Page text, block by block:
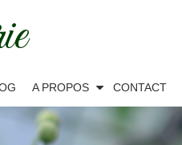
A PROPOS CONTACT